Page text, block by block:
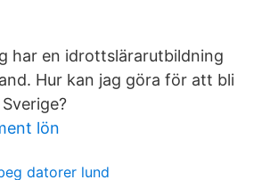
har en idrottslärarutbildning
Hur kan jag göra för att bli
lön
datorer lund